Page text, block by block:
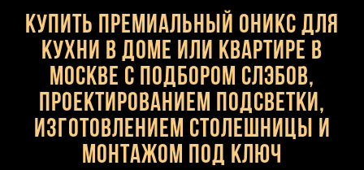
Купить премиальный оникс для
кухни в доме или квартире в
Москве с подбором слэбов,
проектированием подсветки,
изготовлением столешницы и
монтажом под ключ